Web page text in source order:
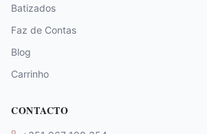
Batizados
Faz de Contas
Blog
Carrinho
CONTACTO